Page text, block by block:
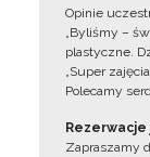
Opinie
„Byliśmy –
plastyczne.
„Super
Polecamy
Rezerwacje
Zapraszamy